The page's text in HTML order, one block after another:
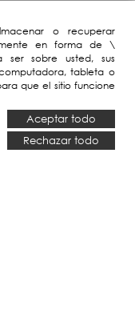
o recuperar
en forma de \
ser sobre usted, sus
tableta o
que el sitio funcione
Aceptar todo
Rechazar todo